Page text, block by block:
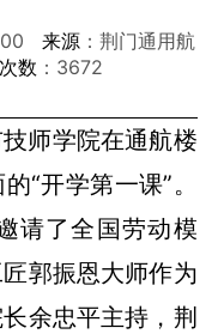
来源：荆门通用航
数 ：3672
师学院在通航楼
“开学第一课”。
请了全国劳动模
郭振恩大师作为
余忠平主持，荆